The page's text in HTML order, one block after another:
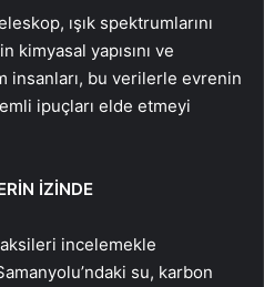
ışık spektrumlarını
yapısını ve
insanları, bu verilerle evrenin
ipuçları elde etmeyi
İZİNDE
incelemekle
su, karbon